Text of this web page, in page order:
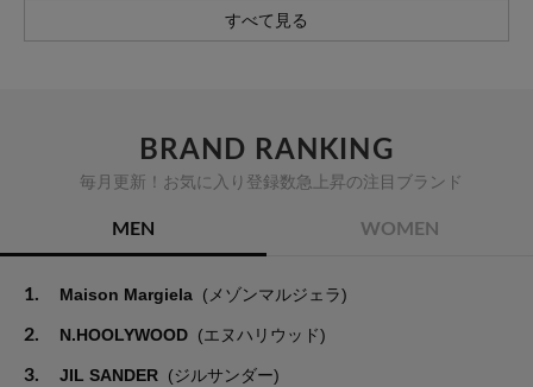
すべて見る
BRAND RANKING
毎月更新！お気に入り登録数急上昇の注目ブランド
MEN WOMEN
1. Maison Margiela (メゾンマルジェラ)
2. N.HOOLYWOOD (エヌハリウッド)
3. JIL SANDER (ジルサンダー)